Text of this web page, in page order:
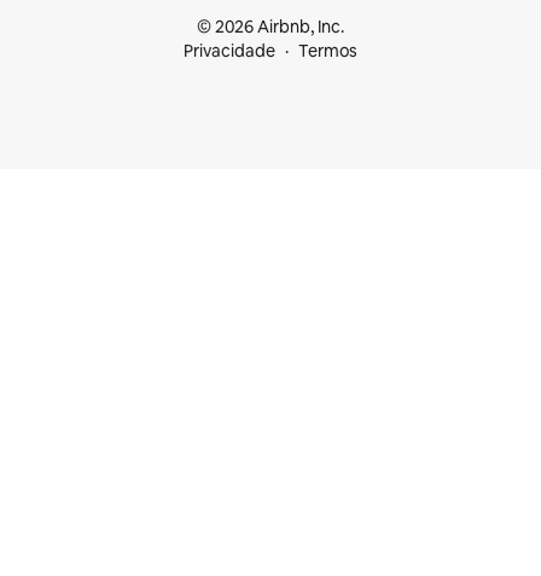
© 2026 Airbnb, Inc.
Privacidade
Termos